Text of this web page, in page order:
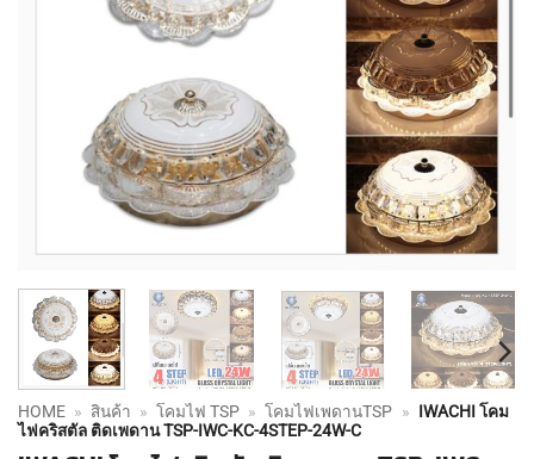
HOME » สินค้า » โคมไฟ TSP » โคมไฟเพดานTSP » IWACHI โคม
ไฟคริสตัล ติดเพดาน TSP-IWC-KC-4STEP-24W-C